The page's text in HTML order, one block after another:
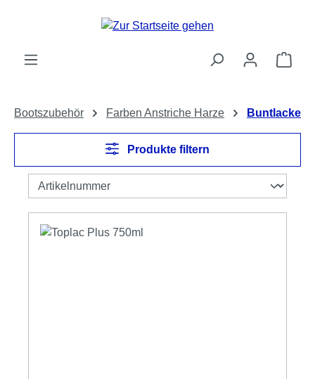
Zum Hauptinhalt springen
Bootszubehör Farben Anstriche Harze Buntlacke
Produkte filtern